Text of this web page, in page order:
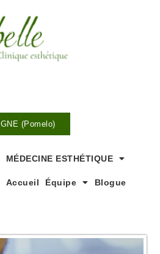
(Pomelo)
MÉDECINE ESTHÉTIQUE
Accueil Équipe Blogue